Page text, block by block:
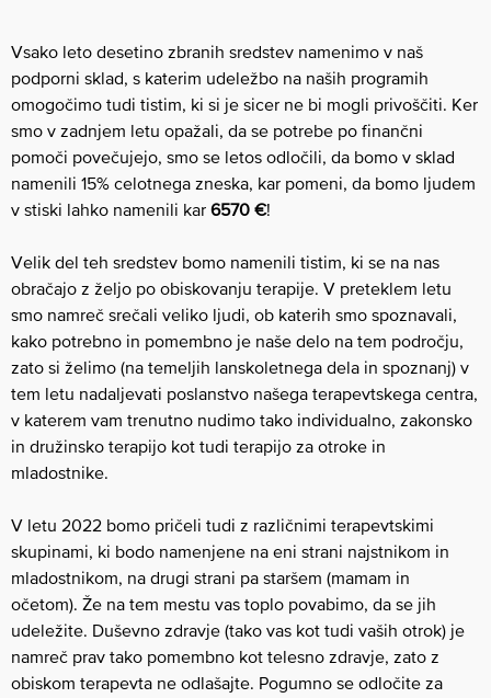
Vsako leto desetino zbranih sredstev namenimo v naš
podporni sklad, s katerim udeležbo na naših programih
omogočimo tudi tistim, ki si je sicer ne bi mogli privoščiti. Ker
smo v zadnjem letu opažali, da se potrebe po finančni
pomoči povečujejo, smo se letos odločili, da bomo v sklad
namenili 15% celotnega zneska, kar pomeni, da bomo ljudem
v stiski lahko namenili kar 6570 €!
Velik del teh sredstev bomo namenili tistim, ki se na nas
obračajo z željo po obiskovanju terapije. V preteklem letu
smo namreč srečali veliko ljudi, ob katerih smo spoznavali,
kako potrebno in pomembno je naše delo na tem področju,
zato si želimo (na temeljih lanskoletnega dela in spoznanj) v
tem letu nadaljevati poslanstvo našega terapevtskega centra,
v katerem vam trenutno nudimo tako individualno, zakonsko
in družinsko terapijo kot tudi terapijo za otroke in
mladostnike.
V letu 2022 bomo pričeli tudi z različnimi terapevtskimi
skupinami, ki bodo namenjene na eni strani najstnikom in
mladostnikom, na drugi strani pa staršem (mamam in
očetom). Že na tem mestu vas toplo povabimo, da se jih
udeležite. Duševno zdravje (tako vas kot tudi vaših otrok) je
namreč prav tako pomembno kot telesno zdravje, zato z
obiskom terapevta ne odlašajte. Pogumno se odločite za